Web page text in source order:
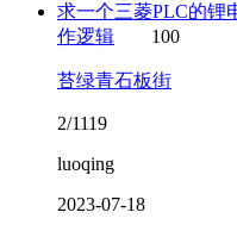
求一个三菱PLC的锂
作逻辑
100
苔绿青石板街
2/1119
luoqing
2023-07-18